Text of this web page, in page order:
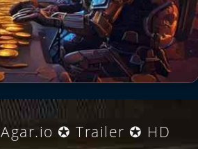
.
Agar.io ✪ Trailer ✪ HD